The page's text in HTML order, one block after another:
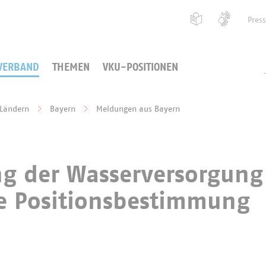
THEMEN VKU-POSITIONEN
Bayern Meldungen aus Bayern
der
Positionsbestimmung